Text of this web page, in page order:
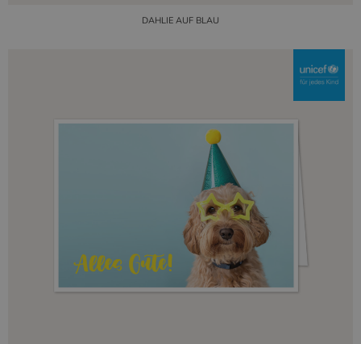
DAHLIE AUF BLAU